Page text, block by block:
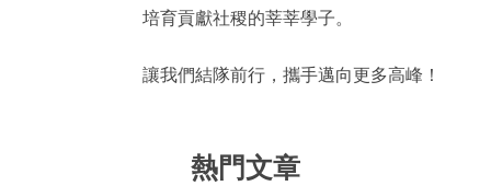
培育貢獻社稷的莘莘學子。
讓我們結隊前行，攜手邁向更多高峰！
熱門文章